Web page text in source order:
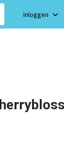
Inloggen